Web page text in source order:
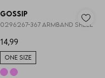
1/2
Gossip
0296267-367 ARMBAND SHELL
14,99
ONE SIZE